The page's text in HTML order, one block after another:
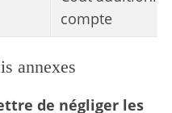
compte
annexes
de négliger les